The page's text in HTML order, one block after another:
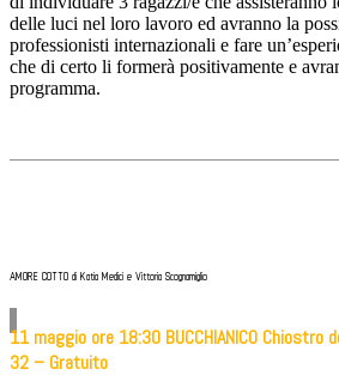
delle luci nel loro lavoro ed avranno la
professionisti internazionali e fare
che di certo li formerà positivamente e
programma.
AMORE COTTO di Katia Medici e Vittoria Scognamiglio
11 maggio ore 18:30 BUCCHIANICO Chiostro
32 – Gratuito